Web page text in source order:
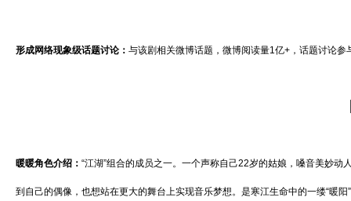
形成网络现象级话题讨论： 与该剧相关微博话题，微博阅读量1亿+，话题讨论
暖暖角色介绍： “江湖”组合的成员之一。一个声称自己22岁的姑娘，嗓音美妙
到自己的偶像，也想站在更大的舞台上实现音乐梦想。是寒江生命中的一缕“暖阳